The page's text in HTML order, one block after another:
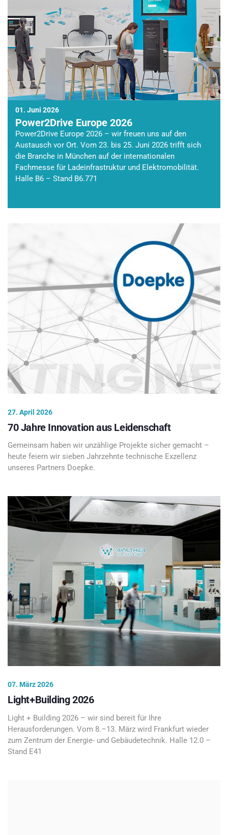
01. Juni 2026
Power2Drive Europe 2026
Power2Drive Europe 2026 – wir freuen uns auf den
Austausch vor Ort. Vom 23. bis 25. Juni 2026 trifft sich
die Branche in München auf der internationalen
Fachmesse für Ladeinfrastruktur und Elektromobilität.
Halle B6 – Stand B6.771
27. April 2026
70 Jahre Innovation aus Leidenschaft
Gemeinsam haben wir unzählige Projekte sicher gemacht –
heute feiern wir sieben Jahrzehnte technische Exzellenz
unseres Partners Doepke.
07. März 2026
Light+Building 2026
Light + Building 2026 – wir sind bereit für Ihre
Herausforderungen. Vom 8.–13. März wird Frankfurt wieder
zum Zentrum der Energie- und Gebäudetechnik. Halle 12.0 –
Stand E41